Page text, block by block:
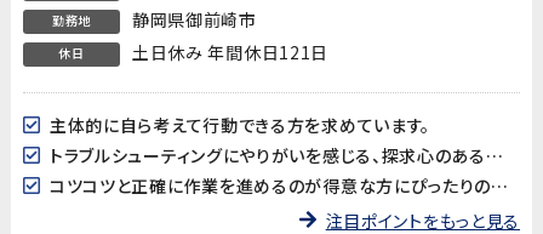
勤務地 静岡県御前崎市
休日 土日休み 年間休日121日
主体的に自ら考えて行動できる方を求めています。
トラブルシューティングにやりがいを感じる、探求心のある方を歓迎します。
コツコツと正確に作業を進めるのが得意な方にぴったりの環境です。
注目ポイントをもっと見る